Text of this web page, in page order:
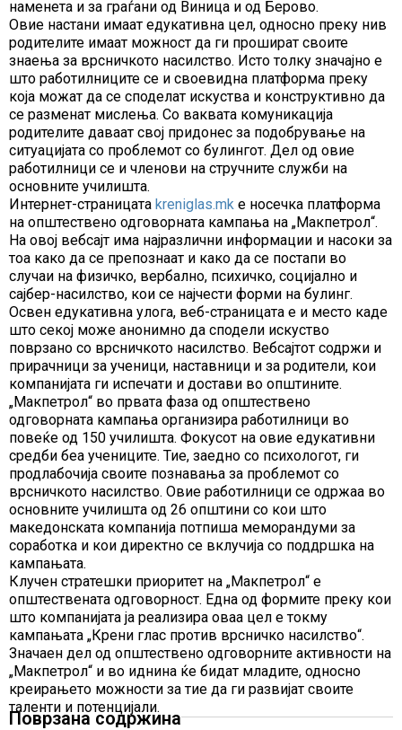
наменета и за граѓани од Виница и од Берово.
Овие настани имаат едукативна цел, односно преку нив
родителите имаат можност да ги прошират своите
знаења за врсничкото насилство. Исто толку значајно е
што работилниците се и своевидна платформа преку
која можат да се споделат искуства и конструктивно да
се разменат мислења. Со ваквата комуникација
родителите даваат свој придонес за подобрување на
ситуацијата со проблемот со булингот. Дел од овие
работилници се и членови на стручните служби на
основните училишта.
Интернет-страницата kreniglas.mk е носечка платформа
на општествено одговорната кампања на „Макпетрол“.
На овој вебсајт има најразлични информации и насоки за
тоа како да се препознаат и како да се постапи во
случаи на физичко, вербално, психичко, социјално и
сајбер-насилство, кои се најчести форми на булинг.
Освен едукативна улога, веб-страницата е и место каде
што секој може анонимно да сподели искуство
поврзано со врсничкото насилство. Вебсајтот содржи и
прирачници за ученици, наставници и за родители, кои
компанијата ги испечати и достави во општините.
„Макпетрол“ во првата фаза од општествено
одговорната кампања организира работилници во
повеќе од 150 училишта. Фокусот на овие едукативни
средби беа учениците. Тие, заедно со психологот, ги
продлабочија своите познавања за проблемот со
врсничкото насилство. Овие работилници се одржаа во
основните училишта од 26 општини со кои што
македонската компанија потпиша меморандуми за
соработка и кои директно се вклучија со поддршка на
кампањата.
Клучен стратешки приоритет на „Макпетрол“ е
општествената одговорност. Една од формите преку кои
што компанијата ја реализира оваа цел е токму
кампањата „Крени глас против врсничко насилство“.
Значаен дел од општествено одговорните активности на
„Макпетрол“ и во иднина ќе бидат младите, односно
креирањето можности за тие да ги развијат своите
таленти и потенцијали.
Поврзана содржина